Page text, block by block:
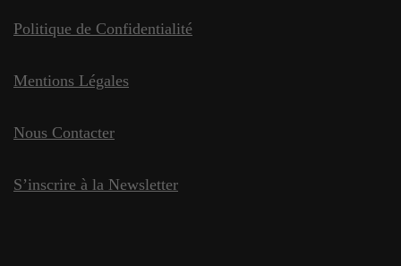
Politique de Confidentialité
Mentions Légales
Nous Contacter
S’inscrire à la Newsletter